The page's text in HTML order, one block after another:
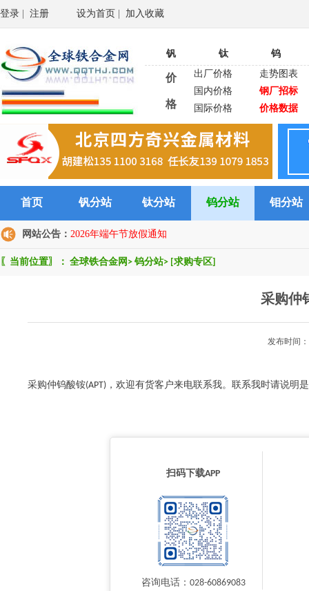
登录 注册 设为首页 加入收藏
钒 钛 钨
价
格
出厂价格
走势图表
国内价格
钢厂招标
国际价格
价格数据
首页 钒分站 钛分站 钨分站 钼分站
网站公告： 2026年端午节放假通知
〖当前位置〗： 全球铁合金网 > 钨分站> [求购专区]
采购仲
发布时间
采购仲钨酸铵(APT)，欢迎有货客户来电联系我。联系我时请说明
扫码下载APP
咨询电话：028-60869083